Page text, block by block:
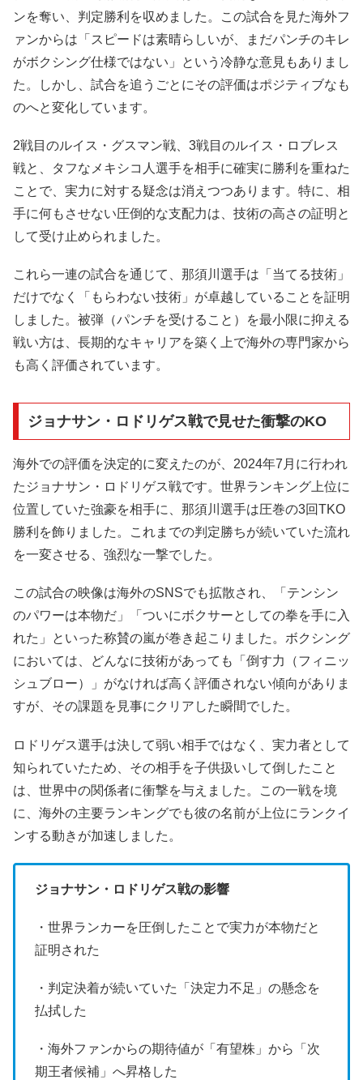
ンを奪い、判定勝利を収めました。この試合を見た海外フ
ァンからは「スピードは素晴らしいが、まだパンチのキレ
がボクシング仕様ではない」という冷静な意見もありまし
た。しかし、試合を追うごとにその評価はポジティブなも
のへと変化しています。
2戦目のルイス・グスマン戦、3戦目のルイス・ロブレス
戦と、タフなメキシコ人選手を相手に確実に勝利を重ねた
ことで、実力に対する疑念は消えつつあります。特に、相
手に何もさせない圧倒的な支配力は、技術の高さの証明と
して受け止められました。
これら一連の試合を通じて、那須川選手は「当てる技術」
だけでなく「もらわない技術」が卓越していることを証明
しました。被弾（パンチを受けること）を最小限に抑える
戦い方は、長期的なキャリアを築く上で海外の専門家から
も高く評価されています。
ジョナサン・ロドリゲス戦で見せた衝撃のKO
海外での評価を決定的に変えたのが、2024年7月に行われ
たジョナサン・ロドリゲス戦です。世界ランキング上位に
位置していた強豪を相手に、那須川選手は圧巻の3回TKO
勝利を飾りました。これまでの判定勝ちが続いていた流れ
を一変させる、強烈な一撃でした。
この試合の映像は海外のSNSでも拡散され、「テンシン
のパワーは本物だ」「ついにボクサーとしての拳を手に入
れた」といった称賛の嵐が巻き起こりました。ボクシング
においては、どんなに技術があっても「倒す力（フィニッ
シュブロー）」がなければ高く評価されない傾向がありま
すが、その課題を見事にクリアした瞬間でした。
ロドリゲス選手は決して弱い相手ではなく、実力者として
知られていたため、その相手を子供扱いして倒したこと
は、世界中の関係者に衝撃を与えました。この一戦を境
に、海外の主要ランキングでも彼の名前が上位にランクイ
ンする動きが加速しました。
ジョナサン・ロドリゲス戦の影響
・世界ランカーを圧倒したことで実力が本物だと
証明された
・判定決着が続いていた「決定力不足」の懸念を
払拭した
・海外ファンからの期待値が「有望株」から「次
期王者候補」へ昇格した